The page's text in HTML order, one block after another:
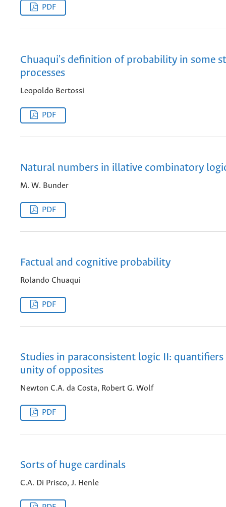
PDF
Chuaqui's definition of probability in some
processes
Leopoldo Bertossi
PDF
Natural numbers in illative combinatory
M. W. Bunder
PDF
Factual and cognitive probability
Rolando Chuaqui
PDF
Studies in paraconsistent logic II:
unity of opposites
Newton C.A. da Costa, Robert G. Wolf
PDF
Sorts of huge cardinals
C.A. Di Prisco, J. Henle